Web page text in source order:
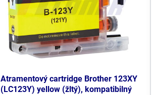
Atramentový cartridge Brother 123XY
(LC123Y) yellow (žltý), kompatibilný